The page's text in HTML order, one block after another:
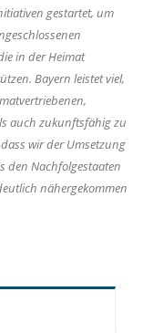
gestartet, um
in der Heimat
Bayern leistet viel,
auch zukunftsfähig zu
wir der Umsetzung
den Nachfolgestaaten
nähergekommen